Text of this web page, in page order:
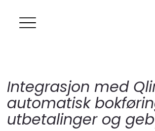
Integrasjon med
automatisk
utbetalinger og